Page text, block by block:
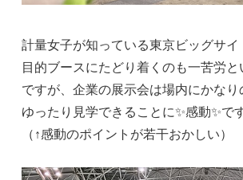
計量女子が知っている東京ビッグサイ
目的ブースにたどり着くのも一苦労
ですが、企業の展示会は場内にかなり
ゆったり見学できることに✨感動✨です
（↑感動のポイントが若干おかしい）